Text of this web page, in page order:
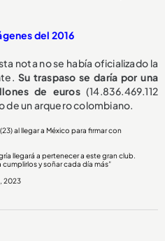
del 2016
nota no se había oficializado la
Su traspaso se daría por una
de euros(14.836.469.112
de un arquero colombiano.
al llegar a México para firmar con
llegará a pertenecer a este gran club.
y soñar cada día más”
2023